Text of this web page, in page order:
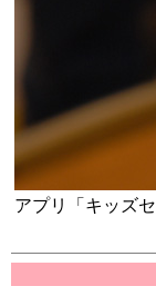
アプリ「キッズ